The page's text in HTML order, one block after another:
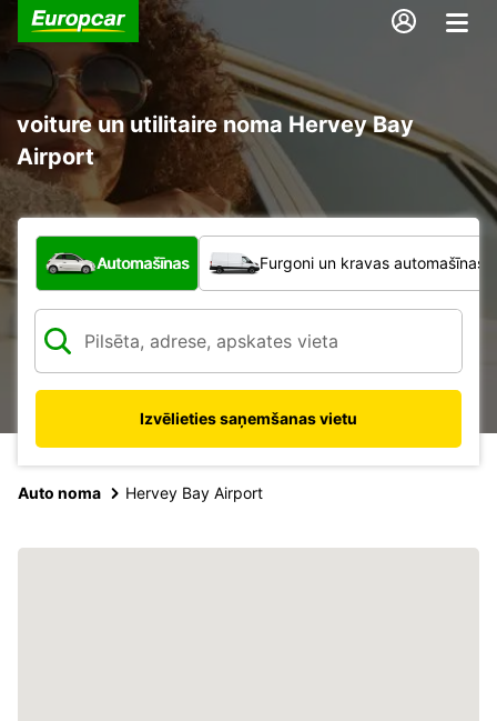
voiture un utilitaire noma Hervey Bay
Airport
Kāda veida transportlīdzeklis?
Automašīnas Furgoni un kravas automašīnas
Izvēlieties saņemšanas vietu
Auto noma Hervey Bay Airport